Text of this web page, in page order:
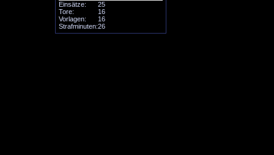
Einsätze:
25
Tore:
16
Vorlagen:
16
Strafminuten:26